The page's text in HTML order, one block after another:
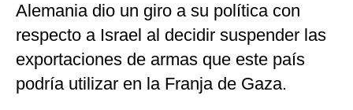
Alemania dio un giro a su política con
respecto a Israel al decidir suspender las
exportaciones de armas que este país
podría utilizar en la Franja de Gaza.